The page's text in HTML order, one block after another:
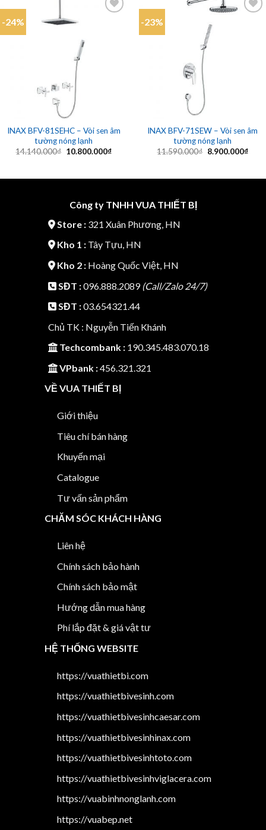
-24%
INAX BFV-81SEHC – Vòi sen âm
tường nóng lạnh
14.140.000₫ Giá
10.800.000₫Giá
10.800.000₫.
-23%
INAX BFV-71SEW – Vòi sen âm
tường nóng lạnh
11.590.000₫ Giá
8.900.000₫Giá
Công ty TNHH VUA THIẾT BỊ
Store :321 Xuân Phương, HN
Kho 1 :Tây Tựu, HN
Kho 2 :Hoàng Quốc Việt, HN
SĐT :096.888.2089 (Call/Zalo 24/7)
SĐT :03.654321.44
Chủ TK : Nguyễn Tiến Khánh
Techcombank :190.345.483.070.18
VPbank :456.321.321
VỀ VUA THIẾT BỊ
Giới thiệu
Tiêu chí bán hàng
Khuyến mại
Catalogue
Tư vấn sản phẩm
CHĂM SÓC KHÁCH HÀNG
Liên hệ
Chính sách bảo hành
Chính sách bảo mật
Hướng dẫn mua hàng
Phí lắp đặt & giá vật tư
HỆ THỐNG WEBSITE
https://vuathietbi.com
https://vuathietbivesinh.com
https://vuathietbivesinhcaesar.com
https://vuathietbivesinhinax.com
https://vuathietbivesinhtoto.com
https://vuathietbivesinhviglacera.com
https://vuabinhnonglanh.com
https://vuabep.net